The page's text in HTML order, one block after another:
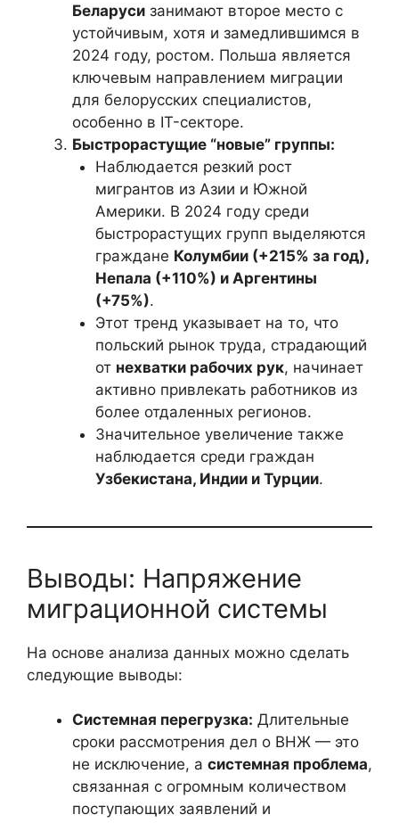
Беларуси занимают второе место с
устойчивым, хотя и замедлившимся в
2024 году, ростом. Польша является
ключевым направлением миграции
для белорусских специалистов,
особенно в IT-секторе.
Быстрорастущие “новые” группы:
Наблюдается резкий рост
мигрантов из Азии и Южной
Америки. В 2024 году среди
быстрорастущих групп выделяются
граждане Колумбии (+215% за год),
Непала (+110%) и Аргентины
(+75%).
Этот тренд указывает на то, что
польский рынок труда, страдающий
от нехватки рабочих рук, начинает
активно привлекать работников из
более отдаленных регионов.
Значительное увеличение также
наблюдается среди граждан
Узбекистана, Индии и Турции.
Выводы: Напряжение
миграционной системы
На основе анализа данных можно сделать
следующие выводы:
Системная перегрузка: Длительные
сроки рассмотрения дел о ВНЖ — это
не исключение, а системная проблема,
связанная с огромным количеством
поступающих заявлений и